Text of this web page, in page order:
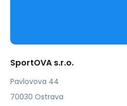
SportOVA s.r.o.
Pavlovova 44
70030 Ostrava